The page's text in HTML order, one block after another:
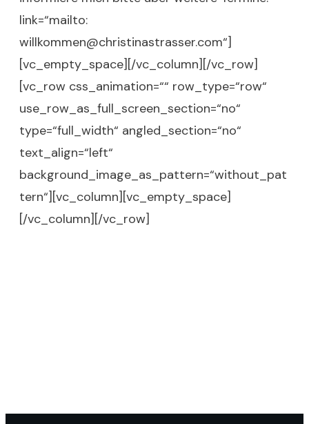
link=“mailto:
willkommen@christinastrasser.com“]
[vc_empty_space][/vc_column][/vc_row]
[vc_row css_animation=““ row_type=“row“
use_row_as_full_screen_section=“no“
type=“full_width“ angled_section=“no“
text_align=“left“
background_image_as_pattern=“without_pat
tern“][vc_column][vc_empty_space]
[/vc_column][/vc_row]